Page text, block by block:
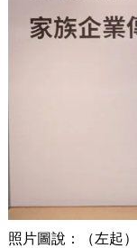
照片圖說：（左起